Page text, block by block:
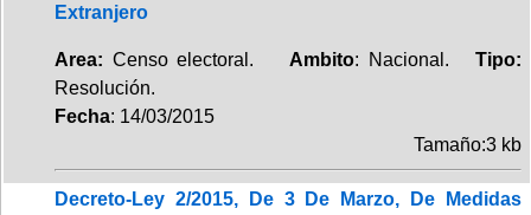
Extranjero
Area: Censo electoral. Ambito: Nacional. Tipo:
Resolución.
Fecha: 14/03/2015
Tamaño:3 kb
Decreto-Ley 2/2015, De 3 De Marzo, De Medidas